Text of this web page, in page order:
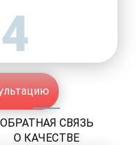
4
ОБРАТНАЯ СВЯЗЬ
О КАЧЕСТВЕ